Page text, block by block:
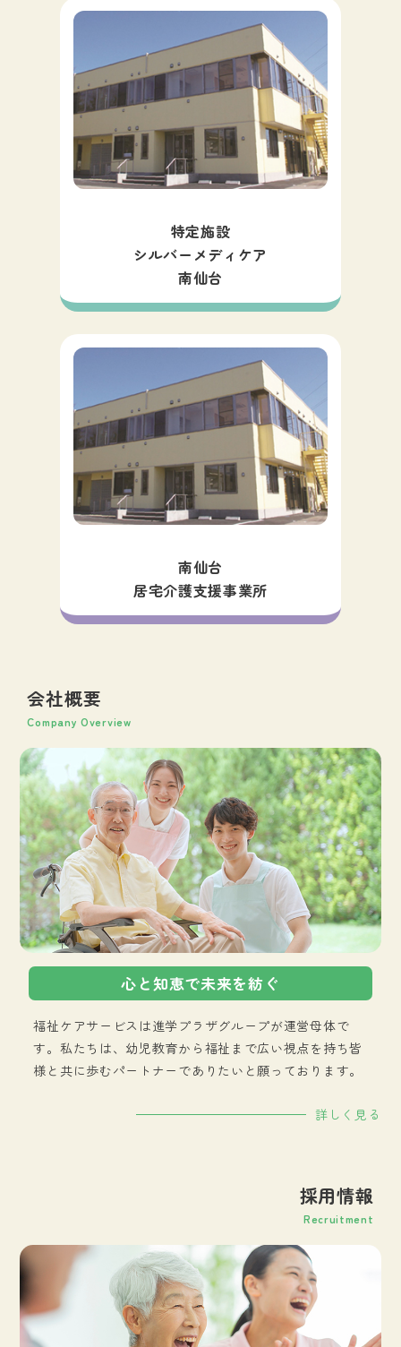
特定施設
シルバーメディケア
南仙台
南仙台
居宅介護支援事業所
会社概要
Company Overview
心と知恵で未来を紡ぐ
福祉ケアサービスは進学プラザグループが運営母体で
す。私たちは、幼児教育から福祉まで広い視点を持ち皆
様と共に歩むパートナーでありたいと願っております。
詳しく見る
採用情報
Recruitment